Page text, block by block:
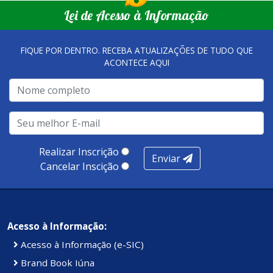
Lei de Acesso à Informação
FIQUE POR DENTRO. RECEBA ATUALIZAÇÕES DE TUDO QUE
ACONTECE AQUI
Realizar Inscrição
Cancelar Inscição
Enviar
Acesso à Informação:
Acesso à Informação (e-SIC)
Brand Book Iúna